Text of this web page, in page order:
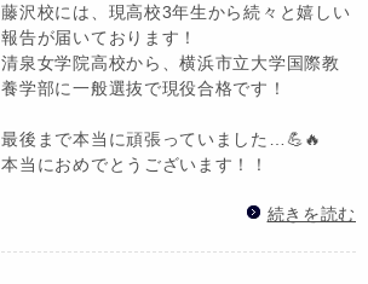
藤沢校には、現高校3年生から続々と嬉しい
報告が届いております！
清泉女学院高校から、横浜市立大学国際教
養学部に一般選抜で現役合格です！
最後まで本当に頑張っていました…💪🔥
本当におめでとうございます！！
続きを読む